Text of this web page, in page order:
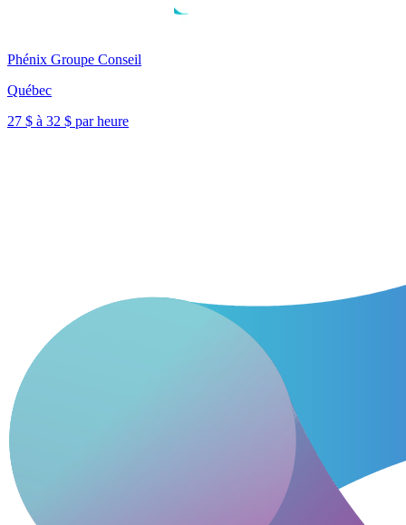
Phénix Groupe Conseil
Québec
27 $ à 32 $ par heure